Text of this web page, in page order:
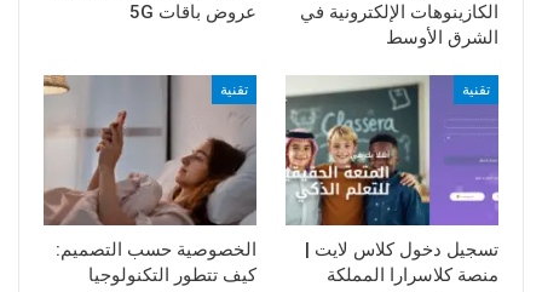
الكازينوهات الإلكترونية في
الشرق الأوسط
عروض باقات 5G
تقنية
تسجيل دخول كلاس لايت |
منصة كلاسرارا المملكة
تقنية
الخصوصية حسب التصميم:
كيف تتطور التكنولوجيا